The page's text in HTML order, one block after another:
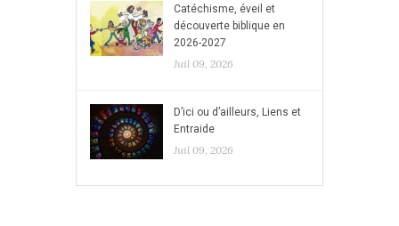
Catéchisme, éveil et
découverte biblique en
2026-2027
Juil 09, 2026
D’ici ou d’ailleurs, Liens et
Entraide
Juil 09, 2026